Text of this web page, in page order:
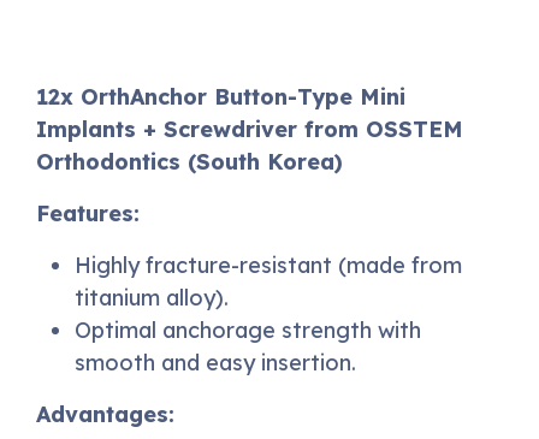
12x OrthAnchor Button-Type Mini
Implants + Screwdriver from OSSTEM
Orthodontics (South Korea)
Features:
Highly fracture-resistant (made from
titanium alloy).
Optimal anchorage strength with
smooth and easy insertion.
Advantages: